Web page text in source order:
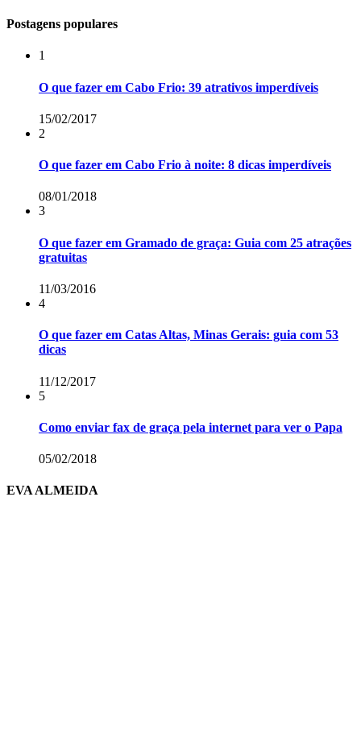
Postagens populares
1
O que fazer em Cabo Frio: 39 atrativos imperdíveis
15/02/2017
2
O que fazer em Cabo Frio à noite: 8 dicas imperdíveis
08/01/2018
3
O que fazer em Gramado de graça: Guia com 25 atrações
gratuitas
11/03/2016
4
O que fazer em Catas Altas, Minas Gerais: guia com 53
dicas
11/12/2017
5
Como enviar fax de graça pela internet para ver o Papa
05/02/2018
EVA ALMEIDA